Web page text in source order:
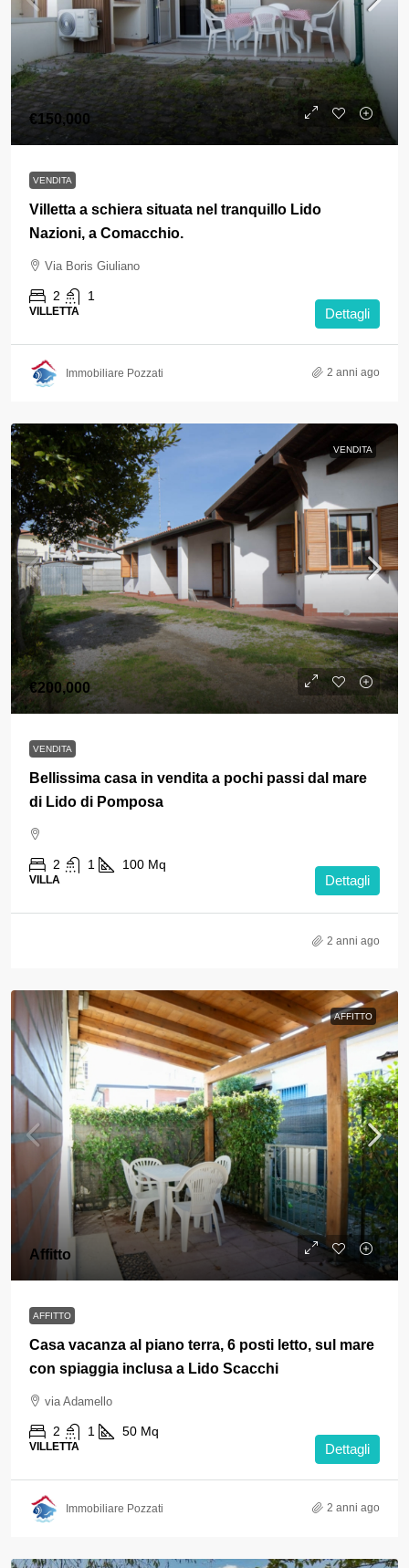
€150,000
VENDITA
Villetta a schiera situata nel tranquillo Lido
Nazioni, a Comacchio.
Via Boris Giuliano
2 1
VILLETTA Dettagli
Immobiliare Pozzati 2 anni ago
VENDITA
€200,000
VENDITA
Bellissima casa in vendita a pochi passi dal mare
di Lido di Pomposa
2 1 100 Mq
VILLA Dettagli
2 anni ago
AFFITTO
Affitto
AFFITTO
Casa vacanza al piano terra, 6 posti letto, sul mare
con spiaggia inclusa a Lido Scacchi
via Adamello
2 1 50 Mq
VILLETTA Dettagli
Immobiliare Pozzati 2 anni ago